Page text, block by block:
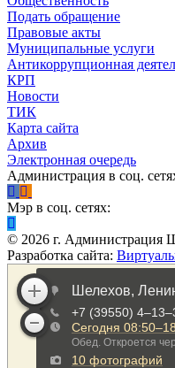
Подать обращение
Правовые акты
Муниципальные услуги
Антикоррупционная
КРП
Новости
ТИК
Карта сайта
Архив
Электронная очередь
Администрация в соц.
Мэр в соц. сетях:
© 2026 г. Администрация
Разработка сайта: